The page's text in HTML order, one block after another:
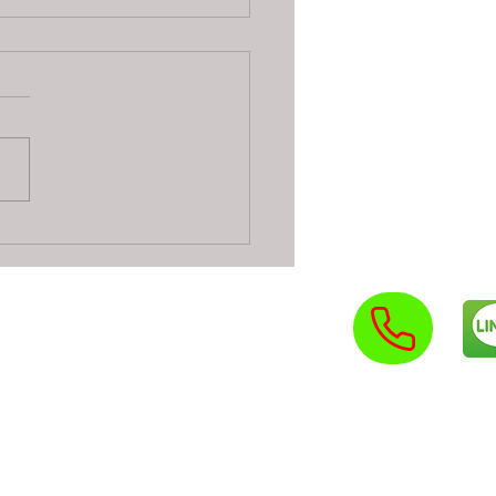
ช่างกุญแจ 24 ชั่วโมง
ามปลอดภัยกับช่าง